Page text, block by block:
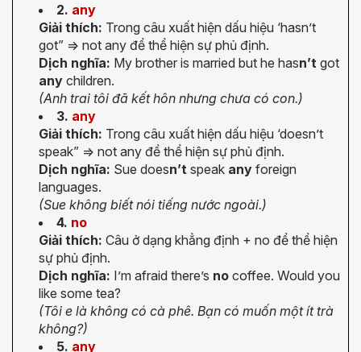
2. any
Giải thích: Trong câu xuất hiện dấu hiệu ‘hasn’t
got” => not any để thể hiện sự phủ định.
Dịch nghĩa: My brother is married but he hasn’t got
any children.
(Anh trai tôi đã kết hôn nhưng chưa có con.)
3. any
Giải thích: Trong câu xuất hiện dấu hiệu ‘doesn’t
speak” => not any để thể hiện sự phủ định.
Dịch nghĩa: Sue doesn’t speak any foreign
languages.
(Sue không biết nói tiếng nước ngoài.)
4. no
Giải thích: Câu ở dạng khẳng định + no để thể hiện
sự phủ định.
Dịch nghĩa: I’m afraid there’s no coffee. Would you
like some tea?
(Tôi e là không có cà phê. Bạn có muốn một ít trà
không?)
5. any